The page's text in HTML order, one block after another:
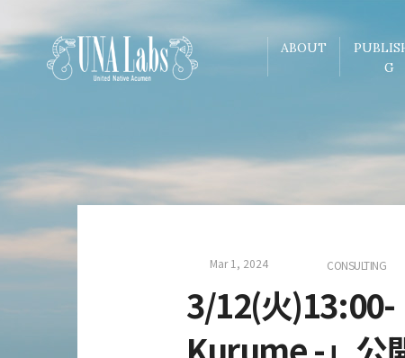
ABOUT
G
Mar 1, 2024 CONSULTING
3/12(火)13:00-